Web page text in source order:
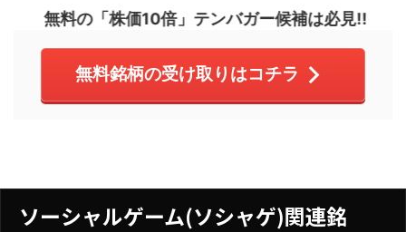
無料の「株価10倍」テンバガー候補は必見!!
無料銘柄の受け取りはコチラ
ソーシャルゲーム(ソシャゲ)関連銘